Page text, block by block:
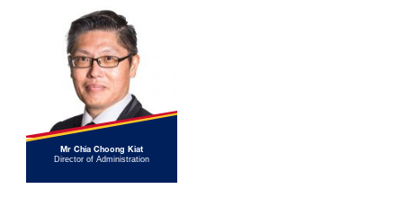
Mr Chia Choong Kiat
Director of Administration